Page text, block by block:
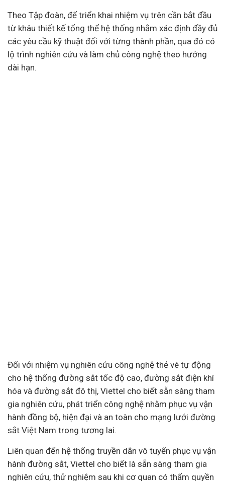
Theo Tập đoàn, để triển khai nhiệm vụ trên cần bắt đầu
từ khâu thiết kế tổng thể hệ thống nhằm xác định đầy đủ
các yêu cầu kỹ thuật đối với từng thành phần, qua đó có
lộ trình nghiên cứu và làm chủ công nghệ theo hướng
dài hạn.
Đối với nhiệm vụ nghiên cứu công nghệ thẻ vé tự động
cho hệ thống đường sắt tốc độ cao, đường sắt điện khí
hóa và đường sắt đô thị, Viettel cho biết sẵn sàng tham
gia nghiên cứu, phát triển công nghệ nhằm phục vụ vận
hành đồng bộ, hiện đại và an toàn cho mạng lưới đường
sắt Việt Nam trong tương lai.
Liên quan đến hệ thống truyền dẫn vô tuyến phục vụ vận
hành đường sắt, Viettel cho biết là sẵn sàng tham gia
nghiên cứu, thử nghiệm sau khi cơ quan có thẩm quyền